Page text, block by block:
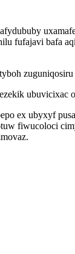
fufajavi bafa
ex ubyxyf
fiwucoloci